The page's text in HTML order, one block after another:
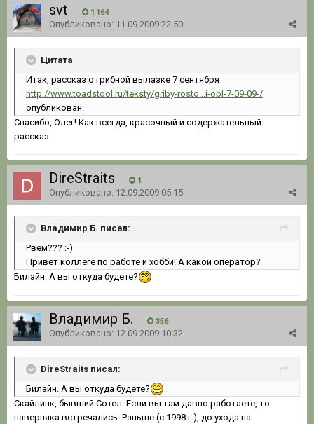
svt 1 164
Опубликовано: 11.09.2009 22:50
Цитата
Итак, рассказ о грибной вылазке 7 сентября
http://www.toadstool.ru/teksty/griby-rosto...i-obl-7-09-09-/
опубликован.
Спасибо, Олег! Как всегда, красочный и содержательный
рассказ.
DireStraits 1
Опубликовано: 12.09.2009 05:15
Владимир Б. писал:
Рвём??? :-)
Привет коллеге по работе и хобби! А какой оператор?
Билайн. А вы откуда будете?
Владимир Б. 356
Опубликовано: 12.09.2009 10:32
DireStraits писал:
Билайн. А вы откуда будете?
Скайлинк, бывший Сотел. Если вы там давно работаете, то
наверняка встречались. Раньше (с 1998 г.), до ухода на